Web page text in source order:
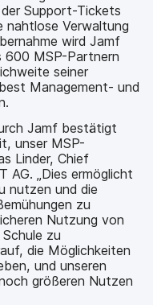
Support-Tickets
nahtlose Verwaltung
wird Jamf
600 MSP-Partnern
seiner
Management- und
Jamf bestätigt
unser MSP-
Linder, Chief
AG. „Dies ermöglicht
nutzen und die
zu
Nutzung von
zu
die Möglichkeiten
und unseren
größeren Nutzen